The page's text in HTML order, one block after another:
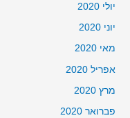
יולי 2020
יוני 2020
מאי 2020
אפריל 2020
מרץ 2020
פברואר 2020